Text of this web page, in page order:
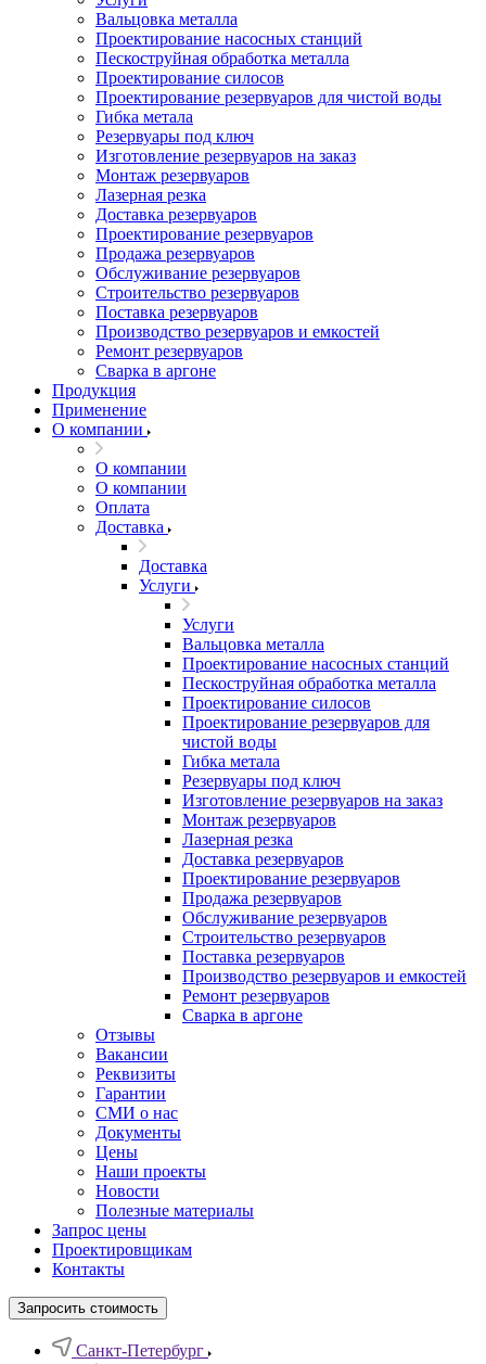
Вальцовка металла
Проектирование насосных станций
Пескоструйная обработка металла
Проектирование силосов
Проектирование резервуаров для чистой воды
Гибка метала
Резервуары под ключ
Изготовление резервуаров на заказ
Монтаж резервуаров
Лазерная резка
Доставка резервуаров
Проектирование резервуаров
Продажа резервуаров
Обслуживание резервуаров
Cтроительство резервуаров
Поставка резервуаров
Производство резервуаров и емкостей
Ремонт резервуаров
Сварка в аргоне
Продукция
Применение
О компании
О компании
О компании
Оплата
Доставка
Доставка
Услуги
Услуги
Вальцовка металла
Проектирование насосных станций
Пескоструйная обработка металла
Проектирование силосов
Проектирование резервуаров для
чистой воды
Гибка метала
Резервуары под ключ
Изготовление резервуаров на заказ
Монтаж резервуаров
Лазерная резка
Доставка резервуаров
Проектирование резервуаров
Продажа резервуаров
Обслуживание резервуаров
Cтроительство резервуаров
Поставка резервуаров
Производство резервуаров и емкостей
Ремонт резервуаров
Сварка в аргоне
Отзывы
Вакансии
Реквизиты
Гарантии
СМИ о нас
Документы
Цены
Наши проекты
Новости
Полезные материалы
Запрос цены
Проектировщикам
Контакты
Запросить стоимость
Санкт-Петербург